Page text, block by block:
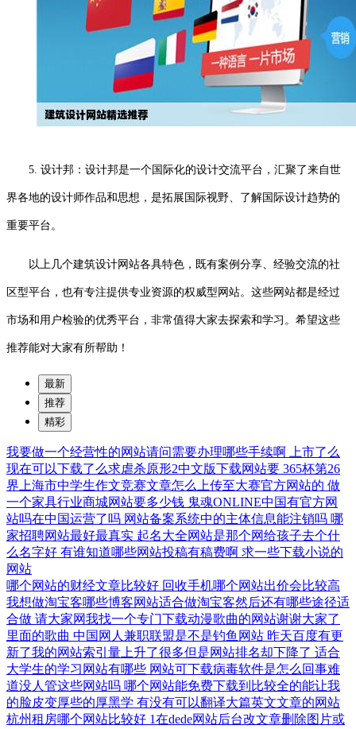
5. 设计邦：设计邦是一个国际化的设计交流平台，汇聚了来自世
界各地的设计师作品和思想，是拓展国际视野、了解国际设计趋势的
重要平台。
以上几个建筑设计网站各具特色，既有案例分享、经验交流的社
区型平台，也有专注提供专业资源的权威型网站。这些网站都是经过
市场和用户检验的优秀平台，非常值得大家去探索和学习。希望这些
推荐能对大家有所帮助！
最新
推荐
精彩
我要做一个经营性的网站请问需要办理哪些手续啊
上市了么
现在可以下载了么求虐杀原形2中文版下载网站要 365杯第26
界上海市中学生作文竞赛文章怎么上传至大赛官方网站的 做
一个家具行业商城网站要多少钱 鬼魂ONLINE中国有官方网
站吗在中国运营了吗 网站备案系统中的主体信息能注销吗 哪
家招聘网站最好最真实 起名大全网站是那个网给孩子去个什
么名字好 有谁知道哪些网站投稿有稿费啊 求一些下载小说的
网站
哪个网站的财经文章比较好 回收手机哪个网站出价会比较高
我想做淘宝客哪些博客网站适合做淘宝客然后还有哪些途径适
合做 请大家网我找一个专门下载动漫歌曲的网站谢谢大家了
里面的歌曲 中国网人兼职联盟是不是钓鱼网站 昨天百度有更
新了我的网站索引量上升了很多但是网站排名却下降了 适合
大学生的学习网站有哪些 网站可下载病毒软件是怎么回事难
道没人管这些网站吗 哪个网站能免费下载到比较全的能让我
的脸皮变厚些的厚黑学 有没有可以翻译大篇英文文章的网站
杭州租房哪个网站比较好 1在dede网站后台改文章删除图片或